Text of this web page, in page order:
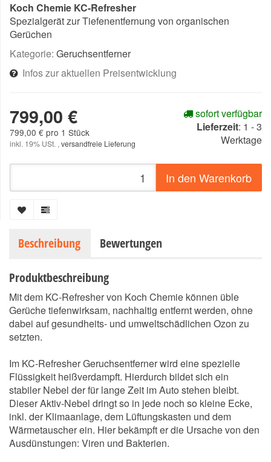
Koch Chemie KC-Refresher
Spezialgerät zur Tiefenentfernung von organischen
Gerüchen
Kategorie: Geruchsentferner
Infos zur aktuellen Preisentwicklung
799,00 €
799,00 € pro 1 Stück
inkl. 19% USt. , versandfreie Lieferung
sofort verfügbar
Lieferzeit: 1 - 3
Werktage
In den Warenkorb
Beschreibung Bewertungen
Produktbeschreibung
Mit dem KC-Refresher von Koch Chemie können üble
Gerüche tiefenwirksam, nachhaltig entfernt werden, ohne
dabei auf gesundheits- und umweltschädlichen Ozon zu
setzten.
Im KC-Refresher Geruchsentferner wird eine spezielle
Flüssigkeit heißverdampft. Hierdurch bildet sich ein
stabiler Nebel der für lange Zeit im Auto stehen bleibt.
Dieser Aktiv-Nebel dringt so in jede noch so kleine Ecke,
inkl. der Klimaanlage, dem Lüftungskasten und dem
Wärmetauscher ein. Hier bekämpft er die Ursache von den
Ausdünstungen: Viren und Bakterien.